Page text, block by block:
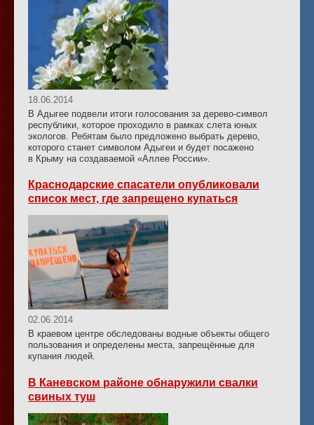
18.06.2014
В Адыгее подвели итоги голосования за дерево-символ
республики, которое проходило в рамках слета юных
экологов. Ребятам было предложено выбрать дерево,
которого станет символом Адыгеи и будет посажено
в Крыму на создаваемой «Аллее России».
Краснодарские спасатели опубликовали
список мест, где запрещено купаться
02.06.2014
В краевом центре обследованы водные объекты общего
пользования и определены места, запрещённые для
купания людей.
В Каневском районе обнаружили свалки
свиных туш